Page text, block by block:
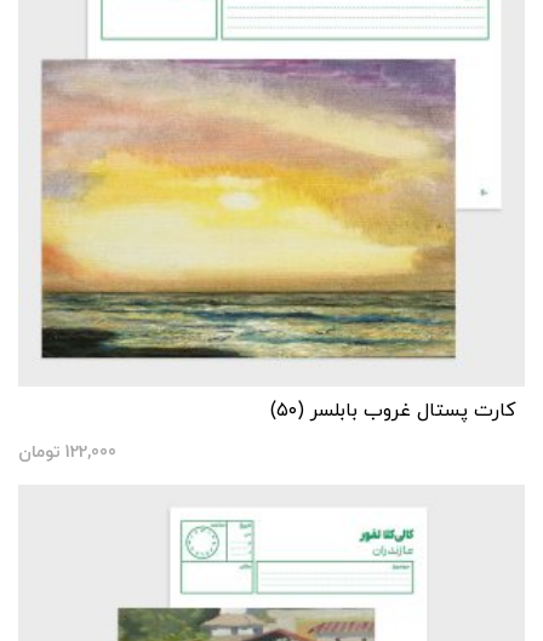
کارت پستال غروب بابلسر (۵۰)
122,000 تومان